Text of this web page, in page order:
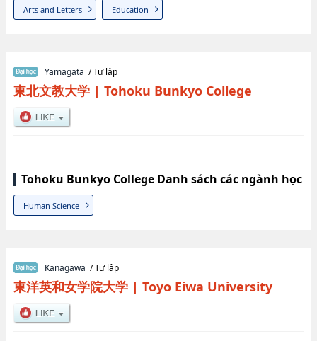
Arts and Letters Education
Yamagata / Tư lập
東北文教大学| Tohoku Bunkyo College
Tohoku Bunkyo College Danh sách các ngành học
Human Science
Kanagawa / Tư lập
東洋英和女学院大学| Toyo Eiwa University